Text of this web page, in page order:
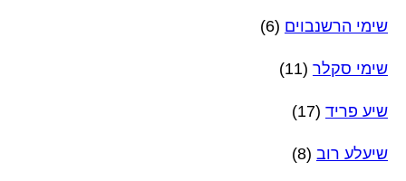
שימי הרשנבוים (6)
שימי סקלר (11)
שיע פריד (17)
שיעלע רוב (8)